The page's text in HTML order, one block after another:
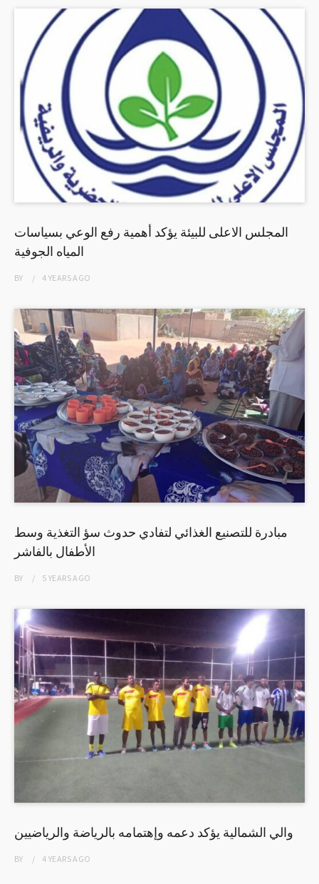
المجلس الاعلى للبيئة يؤكد أهمية رفع الوعي بسياسات
المياه الجوفية
BY 4 YEARSAGO
مبادرة للتصنيع الغذائي لتفادي حدوث سؤ التغذية وسط
الأطفال بالفاشر
BY 5 YEARSAGO
والي الشمالية يؤكد دعمه وإهتمامه بالرياضة والرياضيين
BY 4 YEARSAGO